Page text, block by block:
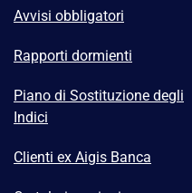
Avvisi obbligatori
Rapporti dormienti
Piano di Sostituzione degli
Indici
Clienti ex Aigis Banca